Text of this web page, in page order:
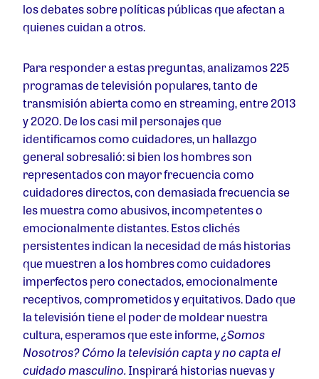
los debates sobre políticas públicas que afectan a
quienes cuidan a otros.
Para responder a estas preguntas, analizamos 225
programas de televisión populares, tanto de
transmisión abierta como en streaming, entre 2013
y 2020. De los casi mil personajes que
identificamos como cuidadores, un hallazgo
general sobresalió: si bien los hombres son
representados con mayor frecuencia como
cuidadores directos, con demasiada frecuencia se
les muestra como abusivos, incompetentes o
emocionalmente distantes. Estos clichés
persistentes indican la necesidad de más historias
que muestren a los hombres como cuidadores
imperfectos pero conectados, emocionalmente
receptivos, comprometidos y equitativos. Dado que
la televisión tiene el poder de moldear nuestra
cultura, esperamos que este informe,¿Somos
Nosotros? Cómo la televisión capta y no capta el
cuidado masculino. Inspirará historias nuevas y